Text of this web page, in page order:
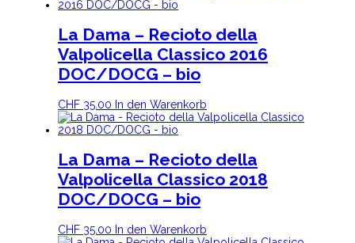
La Dama – Recioto della
Valpolicella Classico 2016
DOC/DOCG – bio
CHF 35.00 In den Warenkorb
La Dama – Recioto della
Valpolicella Classico 2018
DOC/DOCG – bio
CHF 35.00 In den Warenkorb